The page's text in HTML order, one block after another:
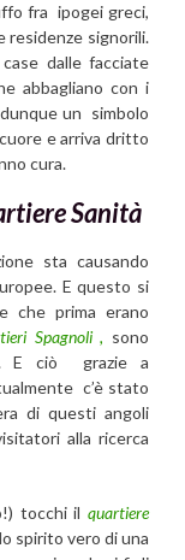
fra ipogei greci,
residenze signorili.
dalle facciate
abbagliano con i
un simbolo
e arriva dritto
cura.
Sanità
sta causando
E questo si
che prima erano
Spagnoli , sono
E ciò grazie a
c’è stato
di questi angoli
alla ricerca
tocchi il quartiere
spirito vero di una